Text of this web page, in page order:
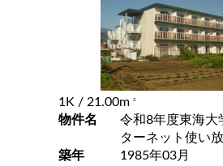
1K / 21.00m 2
物件名
令和8年度東海大
ターネット使い
築年
1985年03月